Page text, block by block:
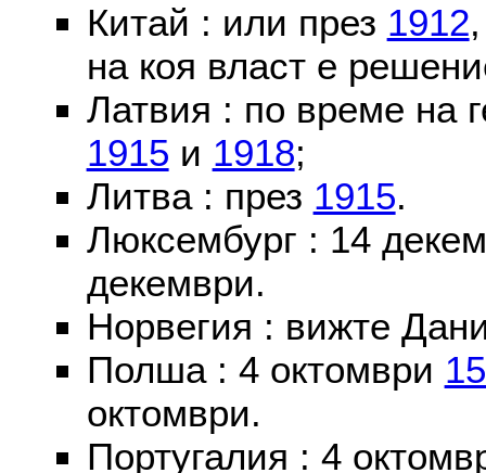
Китай : или през 1912
на коя власт е
Латвия : по време на
1915 и 1918;
Литва : през 1915.
Люксембург : 14
декември.
Норвегия : вижте
Полша : 4 октомври
октомври.
Португалия : 4